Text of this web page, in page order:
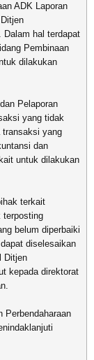
ADK Laporan
Dalam hal terdapat
Pembinaan
dilakukan
Pelaporan
yang tidak
transaksi yang
dan
untuk dilakukan
terkait
terposting
belum diperbaiki
diselesaikan
Ditjen
kepada direktorat
Perbendaharaan